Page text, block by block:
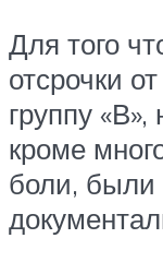
Для того
отсрочки
группу
кроме
боли, были